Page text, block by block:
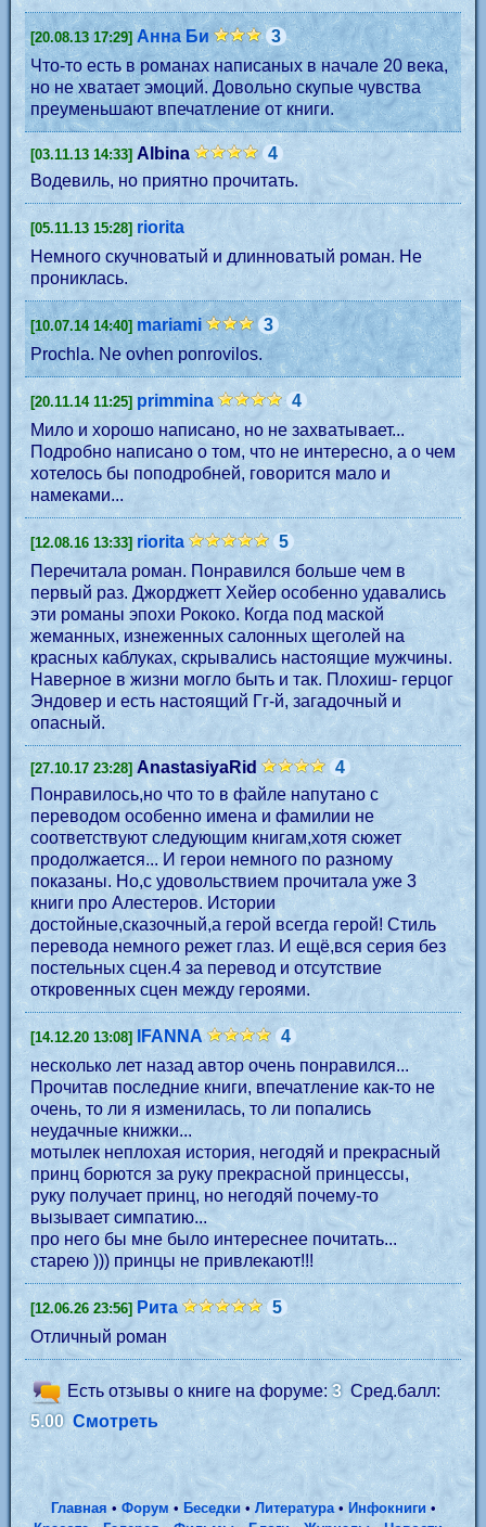
[20.08.13 17:29] Анна Би
3
Что-то есть в романах написаных в начале 20 века,
но не хватает эмоций. Довольно скупые чувства
преуменьшают впечатление от книги.
[03.11.13 14:33] Albina
4
Водевиль, но приятно прочитать.
[05.11.13 15:28] riorita
Немного скучноватый и длинноватый роман. Не
прониклась.
[10.07.14 14:40] mariami
3
Prochla. Ne ovhen ponrovilos.
[20.11.14 11:25] primmina
4
Мило и хорошо написано, но не захватывает...
Подробно написано о том, что не интересно, а о чем
хотелось бы поподробней, говорится мало и
намеками...
[12.08.16 13:33] riorita
5
Перечитала роман. Понравился больше чем в
первый раз. Джорджетт Хейер особенно удавались
эти романы эпохи Рококо. Когда под маской
жеманных, изнеженных салонных щеголей на
красных каблуках, скрывались настоящие мужчины.
Наверное в жизни могло быть и так. Плохиш- герцог
Эндовер и есть настоящий Гг-й, загадочный и
опасный.
[27.10.17 23:28] AnastasiyaRid
4
Понравилось,но что то в файле напутано с
переводом особенно имена и фамилии не
соответствуют следующим книгам,хотя сюжет
продолжается... И герои немного по разному
показаны. Но,с удовольствием прочитала уже 3
книги про Алестеров. Истории
достойные,сказочный,а герой всегда герой! Стиль
перевода немного режет глаз. И ещё,вся серия без
постельных сцен.4 за перевод и отсутствие
откровенных сцен между героями.
[14.12.20 13:08] IFANNA
4
несколько лет назад автор очень понравился...
Прочитав последние книги, впечатление как-то не
очень, то ли я изменилась, то ли попались
неудачные книжки...
мотылек неплохая история, негодяй и прекрасный
принц борются за руку прекрасной принцессы,
руку получает принц, но негодяй почему-то
вызывает симпатию...
про него бы мне было интереснее почитать...
старею ))) принцы не привлекают!!!
[12.06.26 23:56] Рита
5
Отличный роман
Есть отзывы о книге на форуме:3 Сред.балл:
5.00 Смотреть
Главная• Форум • Беседки•Литература• Инфокниги•